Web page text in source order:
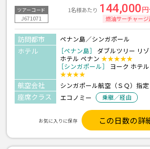
ツアーコード
J671071
1名様あたり 144,000
燃油サーチャージ
訪問都市 ペナン島／シンガポール
ホテル ［ペナン島］
ダブルツリー リ
ホテル ペナン ★★★★★
［シンガポール］
ヨーク ホテ
★★★★
航空会社 シンガポール航空（ＳＱ）指定
座席クラス エコノミー 乗継／経由
お気に入りに保存 この日数の詳